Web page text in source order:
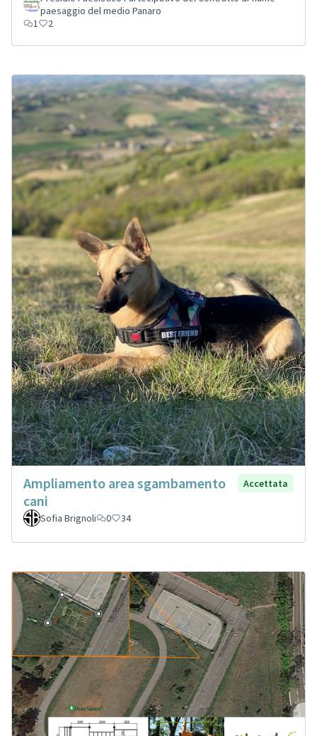
paesaggio del medio Panaro
1
2
Ampliamento area sgambamento
cani
Accettata
Sofia Brignoli 0 34